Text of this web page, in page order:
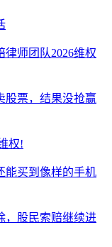
律师团队2026维权
股票，结果没抢赢
权!
买到像样的手机
，股民索赔继续进